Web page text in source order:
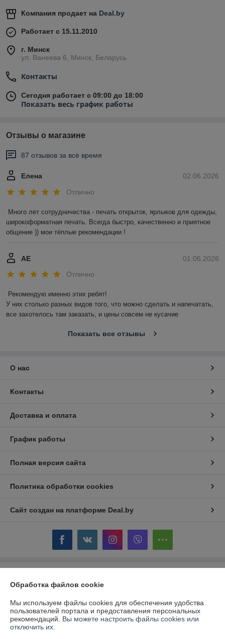
Компания продает на Deal.by
Работает с 15.11.2010
г. Минск
ул. Ванеева 6, Минск, Беларусь
Контакты
Сегодня работает с 09:00 до 18:00
Показать весь график работы
Отзывы о магазине
87 отзывов за всё время
02.06.2026
Елена
Отлично
Много лет сотрудничества - печать открыток, ярлыков для одежды,
широкоформатная печать. Всегда быстро, качественно и приятное
общение )) мои тёплые рекомендации !
01.06.2026
АЕ
Отлично
Рекомендую именно этих ребят!
У них столько разных видов того, что можно сделать и напечатать,
все захотелось там заказать, и цены совсем не кусачие
Показать все отзывы
О нас
Контакты
Доставка и оплата
График работы
Полная версия сайта
Политика обработки cookies
Сайт создан на платформе Deal.by
"ЭКСПРЕСС ПРИНТ"
220012, г.Минск, пр Независимости, д93, к 1А
Регистрационный номер ЕГР: 690033068
Обработка файлов cookie
Мы используем файлы cookies для обеспечения удобства
пользователей портала и предоставления персональных
рекомендаций. Вы можете настроить файлы cookies или
отключить их.